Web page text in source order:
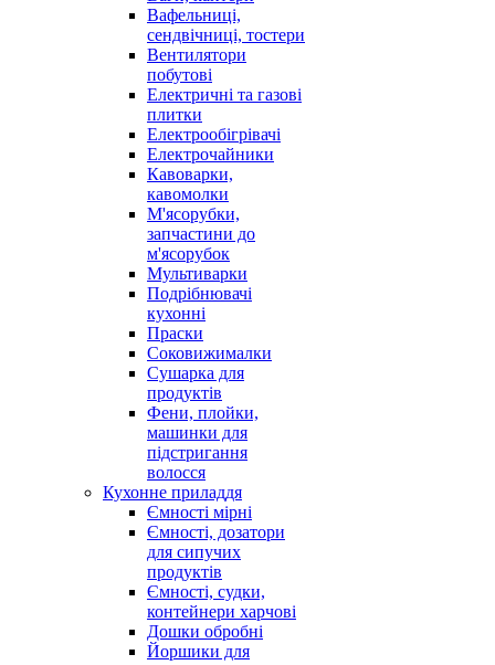
Вафельниці,
сендвічниці, тостери
Вентилятори
побутові
Електричні та газові
плитки
Електрообігрівачі
Електрочайники
Кавоварки,
кавомолки
М'ясорубки,
запчастини до
м'ясорубок
Мультиварки
Подрібнювачі
кухонні
Праски
Соковижималки
Сушарка для
продуктів
Фени, плойки,
машинки для
підстригання
волосся
Кухонне приладдя
Ємності мірні
Ємності, дозатори
для сипучих
продуктів
Ємності, судки,
контейнери харчові
Дошки обробні
Йоршики для